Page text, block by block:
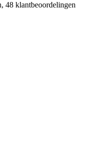
48 klantbeoordelingen